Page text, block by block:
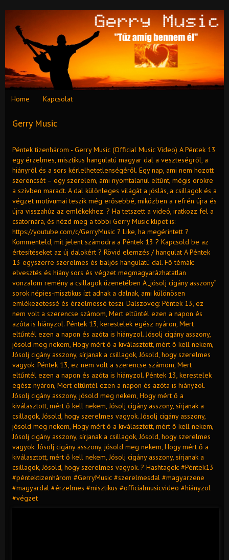
Home Kapcsolat
Gerry Music
Péntek tizenhárom - Gerry Music (Official Music Video) A Péntek 13
egy érzelmes, misztikus hangulatú magyar dal a veszteségről, a
hiányról és a sors kérlelhetetlenségéről. Egy nap, ami nem hozott
szerencsét – egy szerelem, ami nyomtalanul eltűnt, mégis örökre
a szívben maradt. A dal különleges világát a jóslás, a csillagok és a
végzet motívumai teszik még erősebbé, miközben a refrén újra és
újra visszahúz az emlékekhez. ? Ha tetszett a videó, iratkozz fel a
csatornára, és nézd meg a többi Gerry Music klipet is:
https://youtube.com/c/GerryMusic ? Like, ha megérintett ?
Kommenteld, mit jelent számodra a Péntek 13 ? Kapcsold be az
értesítéseket az új dalokért ? Rövid elemzés / hangulat A Péntek
13 egyszerre szerelmes és baljós hangulatú dal. Fő témák:
elvesztés és hiány sors és végzet megmagyarázhatatlan
vonzalom remény a csillagok üzenetében A „jósolj cigány asszony”
sorok népies-misztikus ízt adnak a dalnak, ami különösen
emlékezetessé és érzelmessé teszi. Dalszöveg: Péntek 13, ez
nem volt a szerencse számom, Mert eltűntél ezen a napon és
azóta is hiányzol. Péntek 13, kerestelek egész nyáron, Mert
eltűntél ezen a napon és azóta is hiányzol. Jósolj cigány asszony,
jósold meg nekem, Hogy mért ő a kiválasztott, mért ő kell nekem,
Jósolj cigány asszony, sírjanak a csillagok, Jósold, hogy szerelmes
vagyok. Péntek 13, ez nem volt a szerencse számom, Mert
eltűntél ezen a napon és azóta is hiányzol. Péntek 13, kerestelek
egész nyáron, Mert eltűntél ezen a napon és azóta is hiányzol.
Jósolj cigány asszony, jósold meg nekem, Hogy mért ő a
kiválasztott, mért ő kell nekem, Jósolj cigány asszony, sírjanak a
csillagok, Jósold, hogy szerelmes vagyok. Jósolj cigány asszony,
jósold meg nekem, Hogy mért ő a kiválasztott, mért ő kell nekem,
Jósolj cigány asszony, sírjanak a csillagok, Jósold, hogy szerelmes
vagyok. Jósolj cigány asszony, jósold meg nekem, Hogy mért ő a
kiválasztott, mért ő kell nekem, Jósolj cigány asszony, sírjanak a
csillagok, Jósold, hogy szerelmes vagyok. ?️ Hashtagek: #Péntek13
#péntektizenhárom #GerryMusic #szerelmesdal #magyarzene
#magyardal #érzelmes #misztikus #officialmusicvideo #hiányzol
#végzet